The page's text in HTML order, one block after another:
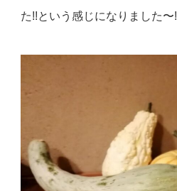
た!!という感じになりました〜!